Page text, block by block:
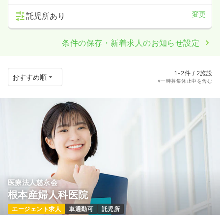
託児所あり 変更
条件の保存・新着求人のお知らせ設定
1-2件 / 2施設
※一時募集休止中を含む
医療法人慈永会
根本産婦人科医院
エージェント求人 車通勤可 託児所